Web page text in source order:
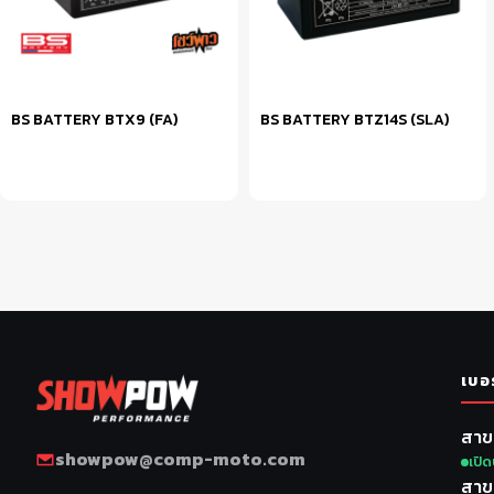
BS BATTERY BTX9 (FA) BS BATTERY BTZ14S (SLA)
showpow@comp-moto.com
เบ
สา
เปิ
สา